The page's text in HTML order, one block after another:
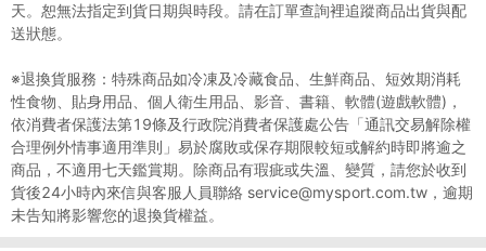
天。恕無法指定到貨日期與時段。請在訂單查詢裡追蹤商品出貨與配
送狀態。
※退換貨服務：特殊商品如冷凍及冷藏食品、生鮮商品、短效期消耗
性食物、貼身用品、個人衛生用品、影音、書籍、軟體(遊戲軟體)，
依消費者保護法第19條及行政院消費者保護處公告「通訊交易解除權
合理例外情事適用準則」易於腐敗或保存期限較短或解約時即將逾之
商品，不適用七天鑑賞期。除商品有瑕疵或失溫、變質，請您於收到
貨後24小時內來信與客服人員聯絡 service@mysport.com.tw，逾期
未告知將影響您的退換貨權益。